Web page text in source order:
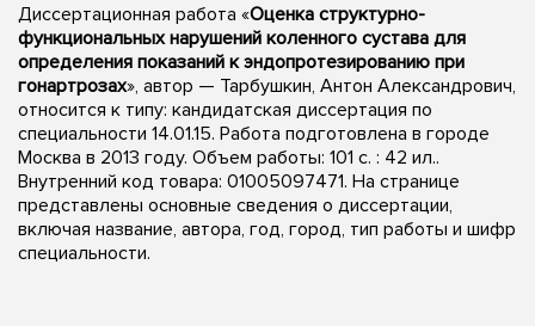
Диссертационная работа «Оценка структурно-
функциональных нарушений коленного сустава для
определения показаний к эндопротезированию при
гонартрозах», автор — Тарбушкин, Антон Александрович,
относится к типу: кандидатская диссертация по
специальности 14.01.15. Работа подготовлена в городе
Москва в 2013 году. Объем работы: 101 с. : 42 ил..
Внутренний код товара: 01005097471. На странице
представлены основные сведения о диссертации,
включая название, автора, год, город, тип работы и шифр
специальности.